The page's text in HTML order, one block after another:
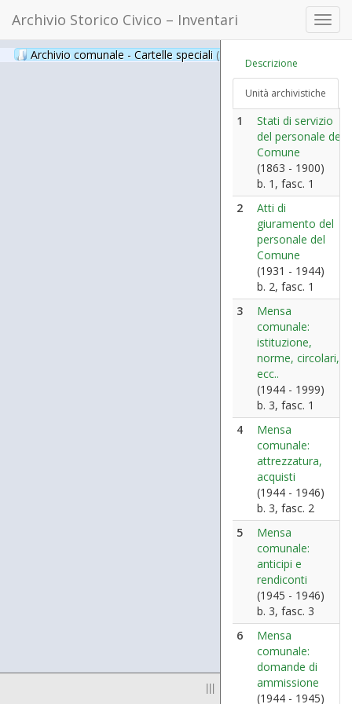
Archivio Storico Civico – Inventari
Archivio comunale - Cartelle speciali (397)
|||
Descrizione
Unità archivistiche
1
Stati di servizio
del personale del
Comune
(1863 - 1900)
b. 1, fasc. 1
2
Atti di
giuramento del
personale del
Comune
(1931 - 1944)
b. 2, fasc. 1
3
Mensa
comunale:
istituzione,
norme, circolari,
ecc..
(1944 - 1999)
b. 3, fasc. 1
4
Mensa
comunale:
attrezzatura,
acquisti
(1944 - 1946)
b. 3, fasc. 2
5
Mensa
comunale:
anticipi e
rendiconti
(1945 - 1946)
b. 3, fasc. 3
6
Mensa
comunale:
domande di
ammissione
(1944 - 1945)